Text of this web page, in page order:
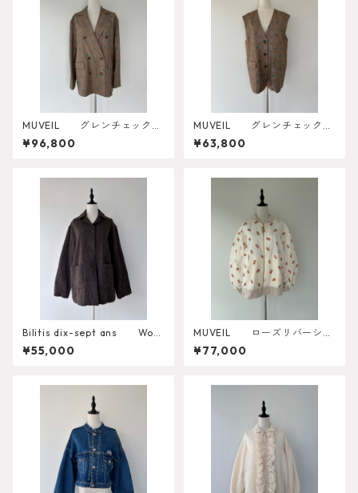
MUVEIL グレンチェックロ
ーズ刺繍ジャケット MA262F
JK002
¥96,800
MUVEIL グレンチェックロ
ーズベスト MA262FJK005
¥63,800
Bilitis dix-sept ans Wool
JK Coat
¥55,000
MUVEIL ローズリバーシブ
ルブルゾン MA262FJK00
1
¥77,000